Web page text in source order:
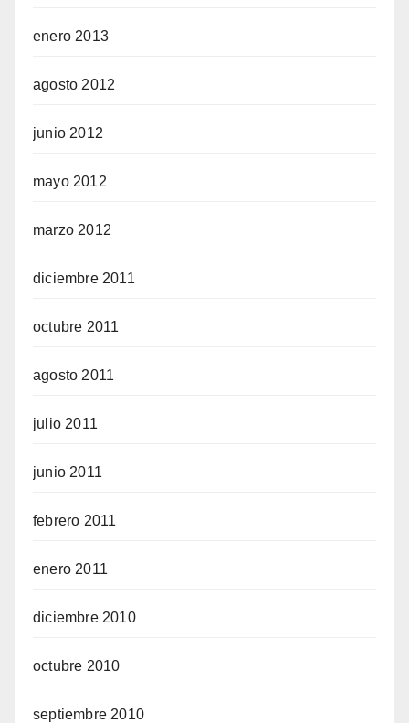
enero 2013
agosto 2012
junio 2012
mayo 2012
marzo 2012
diciembre 2011
octubre 2011
agosto 2011
julio 2011
junio 2011
febrero 2011
enero 2011
diciembre 2010
octubre 2010
septiembre 2010